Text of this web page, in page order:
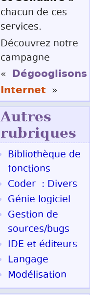
chacun de ces
services.
Découvrez notre
campagne
« Dégooglisons
Internet »
Autres
rubriques
Bibliothèque de
fonctions
Coder : Divers
Génie logiciel
Gestion de
sources/bugs
IDE et éditeurs
Langage
Modélisation